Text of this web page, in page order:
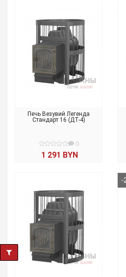
Печь Везувий Легенда
Стандарт 16 (ДТ-4)
0
1 291 BYN
-